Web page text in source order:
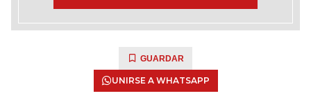
GUARDAR
UNIRSE A WHATSAPP